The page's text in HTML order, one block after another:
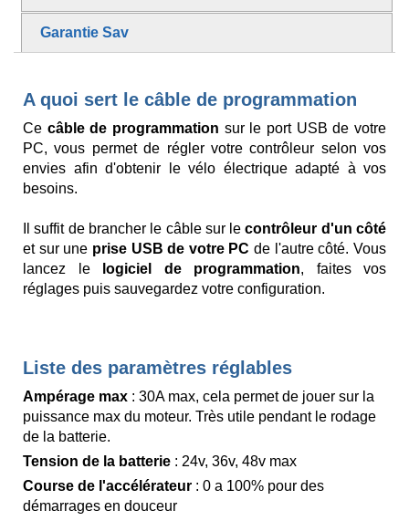
Garantie Sav
A quoi sert le câble de programmation
Ce câble de programmation sur le port USB de votre
PC, vous permet de régler votre contrôleur selon vos
envies afin d'obtenir le vélo électrique adapté à vos
besoins.
Il suffit de brancher le câble sur lecontrôleur d'un côté
et sur une prise USB de votre PC de l'autre côté. Vous
lancez le
logiciel de programmation, faites vos
réglages puis sauvegardez votre configuration.
Liste des paramètres réglables
Ampérage max : 30A max, cela permet de jouer sur la
puissance max du moteur. Très utile pendant le rodage
de la batterie.
Tension de la batterie : 24v, 36v, 48v max
Course de l'accélérateur : 0 a 100% pour des
démarrages en douceur